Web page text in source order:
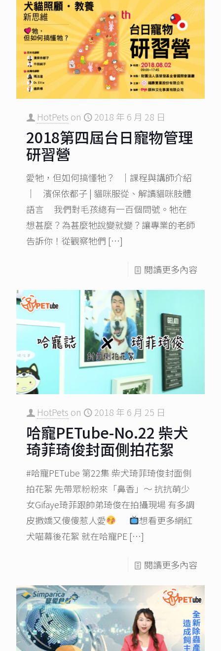
HotPets on 2018 年 6 月 28 日
2018第四屆台日寵物管理
研習營
愛牠，但如何搞懂牠？ ｜課程與講師介紹
｜ 濱保依都子 | 貓咪服從、解讀貓咪肢體
語言 我們對毛孩總有一百個問號。牠在
想甚麼？為甚麼牠說變就變？讓專業的老師
告訴你！從觀察牠們 […]
閱讀更多內容
HotPets on 2018 年 6 月 25 日
哈寵PETube-No.22 柴犬
琦菲琦俊封面側拍花絮
#哈寵PETube 第22集 柴犬琦菲琦俊封面側
拍花絮 先帶眾粉粉來「鼻香」～ 抗抗萌少
女Gifaye琦菲跟帥弟琦俊在拍攝現場 有多調
皮撒嬌又傻傻惹人愛
想看更多網紅
犬喵幕後花絮 就在哈寵PE […]
閱讀更多內容